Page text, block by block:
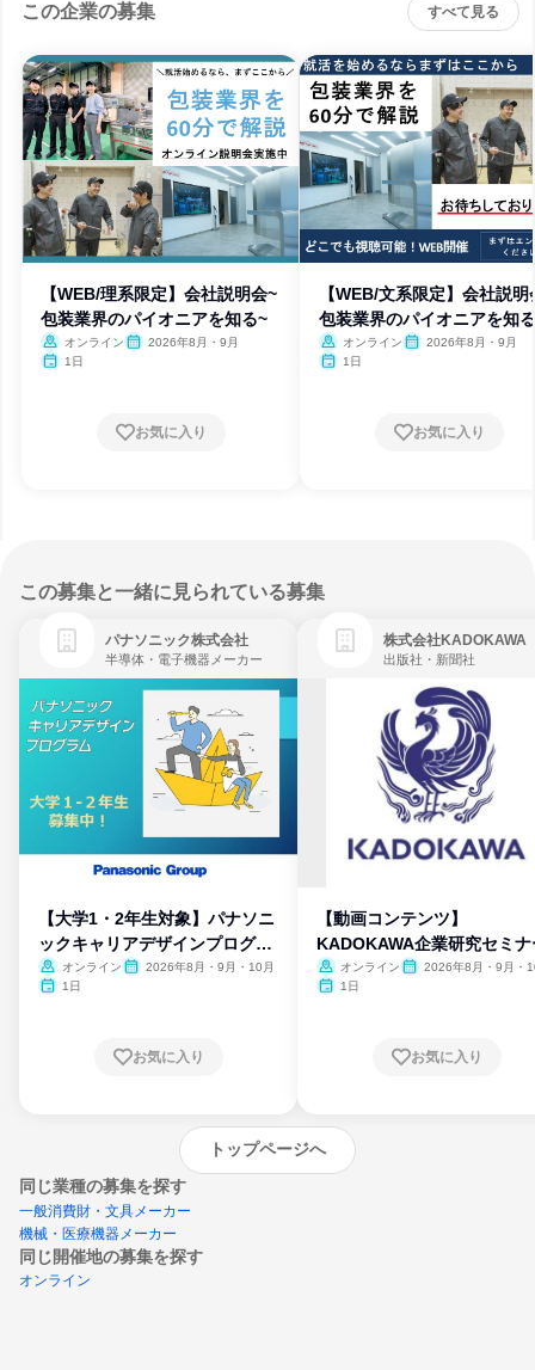
この企業の募集 すべて見る
【WEB/理系限定】会社説明会~
包装業界のパイオニアを知る~
オンライン
2026年8月・9月
1日
お気に入り
【WEB/文系限定】会社説明
包装業界のパイオニアを知
オンライン
2026年8月・9月
1日
お気に入り
この募集と一緒に見られている募集
パナソニック株式会社
半導体・電子機器メーカー
【大学1・2年生対象】パナソニ
ックキャリアデザインプログラ
ム
オンライン
2026年8月・9月・10月
1日
お気に入り
株式会社KADOKAWA
出版社・新聞社
【動画コンテンツ】
KADOKAWA企業研究セミナ
オンライン
2026年8月・9月・
1日
お気に入り
トップページへ
同じ業種の募集を探す
一般消費財・文具メーカー
機械・医療機器メーカー
同じ開催地の募集を探す
オンライン